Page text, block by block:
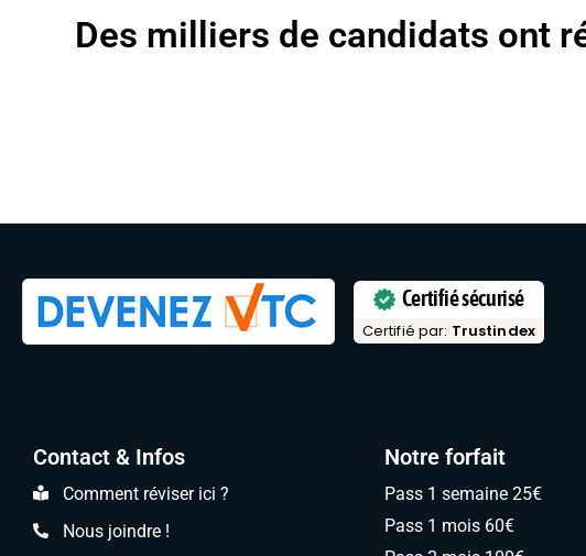
Des milliers de candidats ont
Certifié sécurisé
Certifié par: Trustindex
Contact & Infos
Comment réviser ici ?
Nous joindre !
Notre forfait
Pass 1 semaine 25€
Pass 1 mois 60€